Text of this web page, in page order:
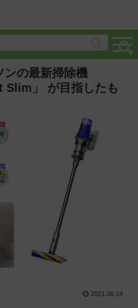
ンの最新掃除機
Slim」 が目指したも
2021.06.14